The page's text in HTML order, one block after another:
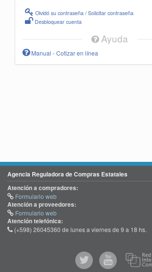
Olvidó su contraseña / Solicitar contraseña
Desbloquear cuenta
Ayuda
Manual - Cotizar en línea
Agencia Reguladora de Compras Estatales
Atención a compradores:
Formulario web
Atención a proveedores:
Formulario web
Atención telefónica:
(+598) 26045360 de lunes a viernes de 9 a 18 hs.
ACCE